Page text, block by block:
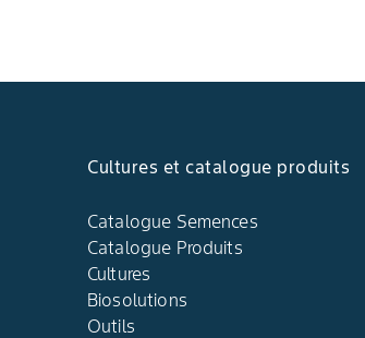
Cultures et catalogue produits
Catalogue Semences
Catalogue Produits
Cultures
Biosolutions
Outils